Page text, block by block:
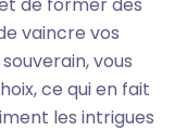
vaincre vos
vous
ce qui en fait
les intrigues